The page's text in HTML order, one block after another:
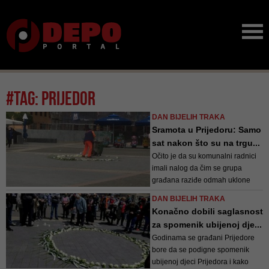
#tag: prijedor
DAN BIJELIH TRAKA
Sramota u Prijedoru: Samo
sat nakon što su na trgu...
Očito je da su komunalni radnici
imali nalog da čim se grupa
građana raziđe odmah uklone
DAN BIJELIH TRAKA
Konačno dobili saglasnost
za spomenik ubijenoj dje...
Godinama se građani Prijedore
bore da se podigne spomenik
ubijenoj djeci Prijedora i kako